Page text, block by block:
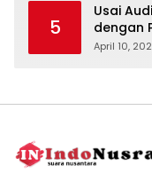
5
Usai
dengan
April 10,